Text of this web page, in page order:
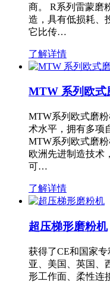
商。 R系列雷蒙磨
造，具有低损耗、
它比传…
了解详情
MTW 系列欧式
MTW系列欧式磨
术水平，拥有多项
MTW系列欧式磨
欧洲先进制造技术
可…
了解详情
超压梯形磨粉机
获得了CE和国家
亚、美国、英国、
形工作面、柔性连